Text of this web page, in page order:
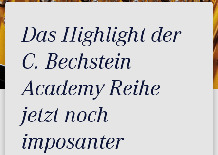
Das Highlight der
C. Bechstein
Academy Reihe
jetzt noch
imposanter